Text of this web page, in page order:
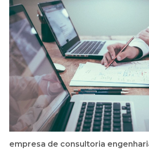
empresa de consultoria